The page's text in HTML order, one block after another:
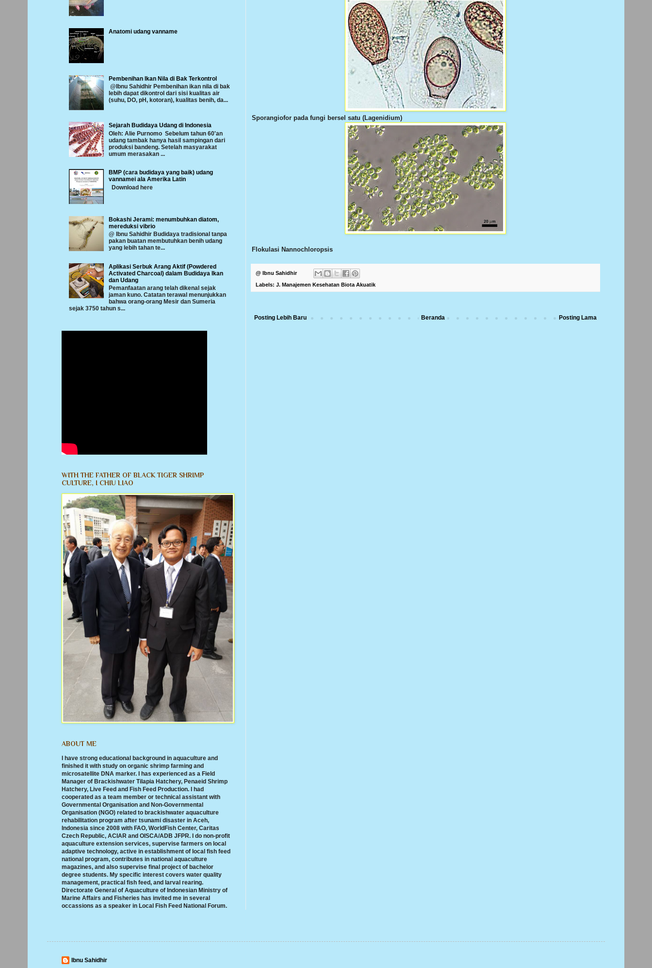
Sporangiofor pada fungi bersel satu (Lagenidium)
Flokulasi Nannochloropsis
@ Ibnu Sahidhir
Labels: J. Manajemen Kesehatan Biota Akuatik
Posting Lebih Baru Posting Lama
Beranda
Anatomi udang vanname
Pembenihan Ikan Nila di Bak Terkontrol
@Ibnu Sahidhir Pembenihan ikan nila di bak
lebih dapat dikontrol dari sisi kualitas air
(suhu, DO, pH, kotoran), kualitas benih, da...
Sejarah Budidaya Udang di Indonesia
Oleh: Alie Purnomo Sebelum tahun 60'an
udang tambak hanya hasil sampingan dari
produksi bandeng. Setelah masyarakat
umum merasakan ...
BMP (cara budidaya yang baik) udang
vannamei ala Amerika Latin
Download here
Bokashi Jerami: menumbuhkan diatom,
mereduksi vibrio
@ Ibnu Sahidhir Budidaya tradisional tanpa
pakan buatan membutuhkan benih udang
yang lebih tahan te...
Aplikasi Serbuk Arang Aktif (Powdered
Activated Charcoal) dalam Budidaya Ikan
dan Udang
Pemanfaatan arang telah dikenal sejak
jaman kuno. Catatan terawal menunjukkan
bahwa orang-orang Mesir dan Sumeria
sejak 3750 tahun s...
WITH THE FATHER OF BLACK TIGER SHRIMP
CULTURE, I CHIU LIAO
ABOUT ME
I have strong educational background in aquaculture and
finished it with study on organic shrimp farming and
microsatellite DNA marker. I has experienced as a Field
Manager of Brackishwater Tilapia Hatchery, Penaeid Shrimp
Hatchery, Live Feed and Fish Feed Production. I had
cooperated as a team member or technical assistant with
Governmental Organisation and Non-Governmental
Organisation (NGO) related to brackishwater aquaculture
rehabilitation program after tsunami disaster in Aceh,
Indonesia since 2008 with FAO, WorldFish Center, Caritas
Czech Republic, ACIAR and OISCA/ADB JFPR. I do non-profit
aquaculture extension services, supervise farmers on local
adaptive technology, active in establishment of local fish feed
national program, contributes in national aquaculture
magazines, and also supervise final project of bachelor
degree students. My specific interest covers water quality
management, practical fish feed, and larval rearing.
Directorate General of Aquaculture of Indonesian Ministry of
Marine Affairs and Fisheries has invited me in several
occassions as a speaker in Local Fish Feed National Forum.
Ibnu Sahidhir